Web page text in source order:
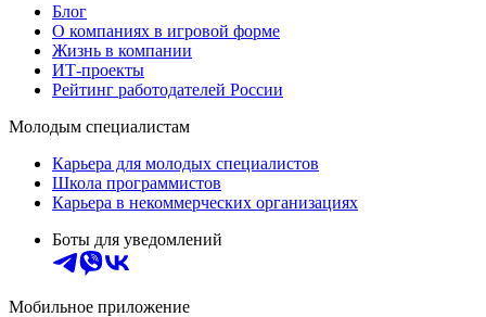
Блог
О компаниях в игровой форме
Жизнь в компании
ИТ-проекты
Рейтинг работодателей России
Молодым специалистам
Карьера для молодых специалистов
Школа программистов
Карьера в некоммерческих организациях
Боты для уведомлений
Мобильное приложение